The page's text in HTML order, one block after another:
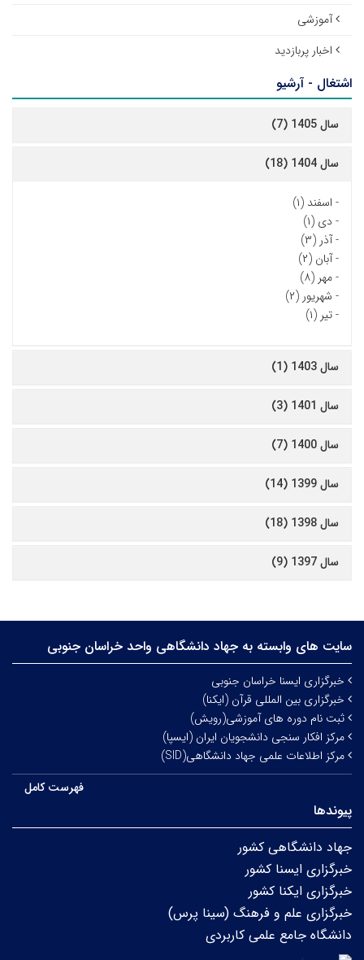
آموزشی
اخبار پربازدید
اشتغال - آرشیو
سال 1405 (7)
سال 1404 (18)
- اسفند (۱)
- دی (۱)
-آذر (۳)
-آبان (۲)
-مهر (۸)
- شهریور (۲)
-تیر (۱)
سال 1403 (1)
سال 1401 (3)
سال 1400 (7)
سال 1399 (14)
سال 1398 (18)
سال 1397 (9)
سایت های وابسته به جهاد دانشگاهی واحد خراسان جنوبی
خبرگزاری ایسنا خراسان جنوبی
خبرگزاری بین المللی قرآن (ایکنا)
ثبت نام دوره های آموزشی(رویش)
مرکز افکار سنجی دانشجویان ایران (ایسپا)
مرکز اطلاعات علمی جهاد دانشگاهی(SID)
فهرست کامل
پیوندها
جهاد دانشگاهی کشور
خبرگزاری ایسنا کشور
خبرگزاری ایکنا کشور
خبرگزاری علم و فرهنگ (سینا پرس)
دانشگاه جامع علمی کاربردی